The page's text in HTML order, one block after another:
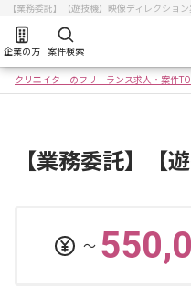
【業務委託】【遊技機】映像ディレクショ
企業の方 案件検索
クリエイターのフリーランス求人・案件
【業務委託】【
〜